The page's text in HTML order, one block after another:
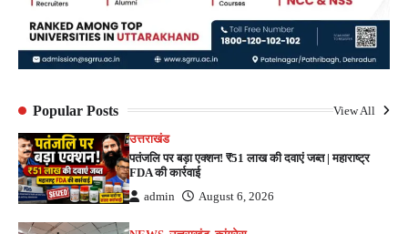
Popular Posts View All
उत्तराखंड
पतंजलि पर बड़ा एक्शन! ₹51 लाख की दवाएं जब्त | महाराष्ट्र
FDA की कार्रवाई
admin August 6, 2026